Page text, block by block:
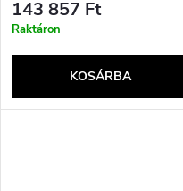
143 857 Ft
Raktáron
KOSÁRBA